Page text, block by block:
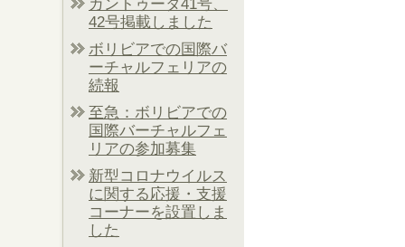
カントゥータ41号、
42号掲載しました
ボリビアでの国際バ
ーチャルフェリアの
続報
至急：ボリビアでの
国際バーチャルフェ
リアの参加募集
新型コロナウイルス
に関する応援・支援
コーナーを設置しま
した